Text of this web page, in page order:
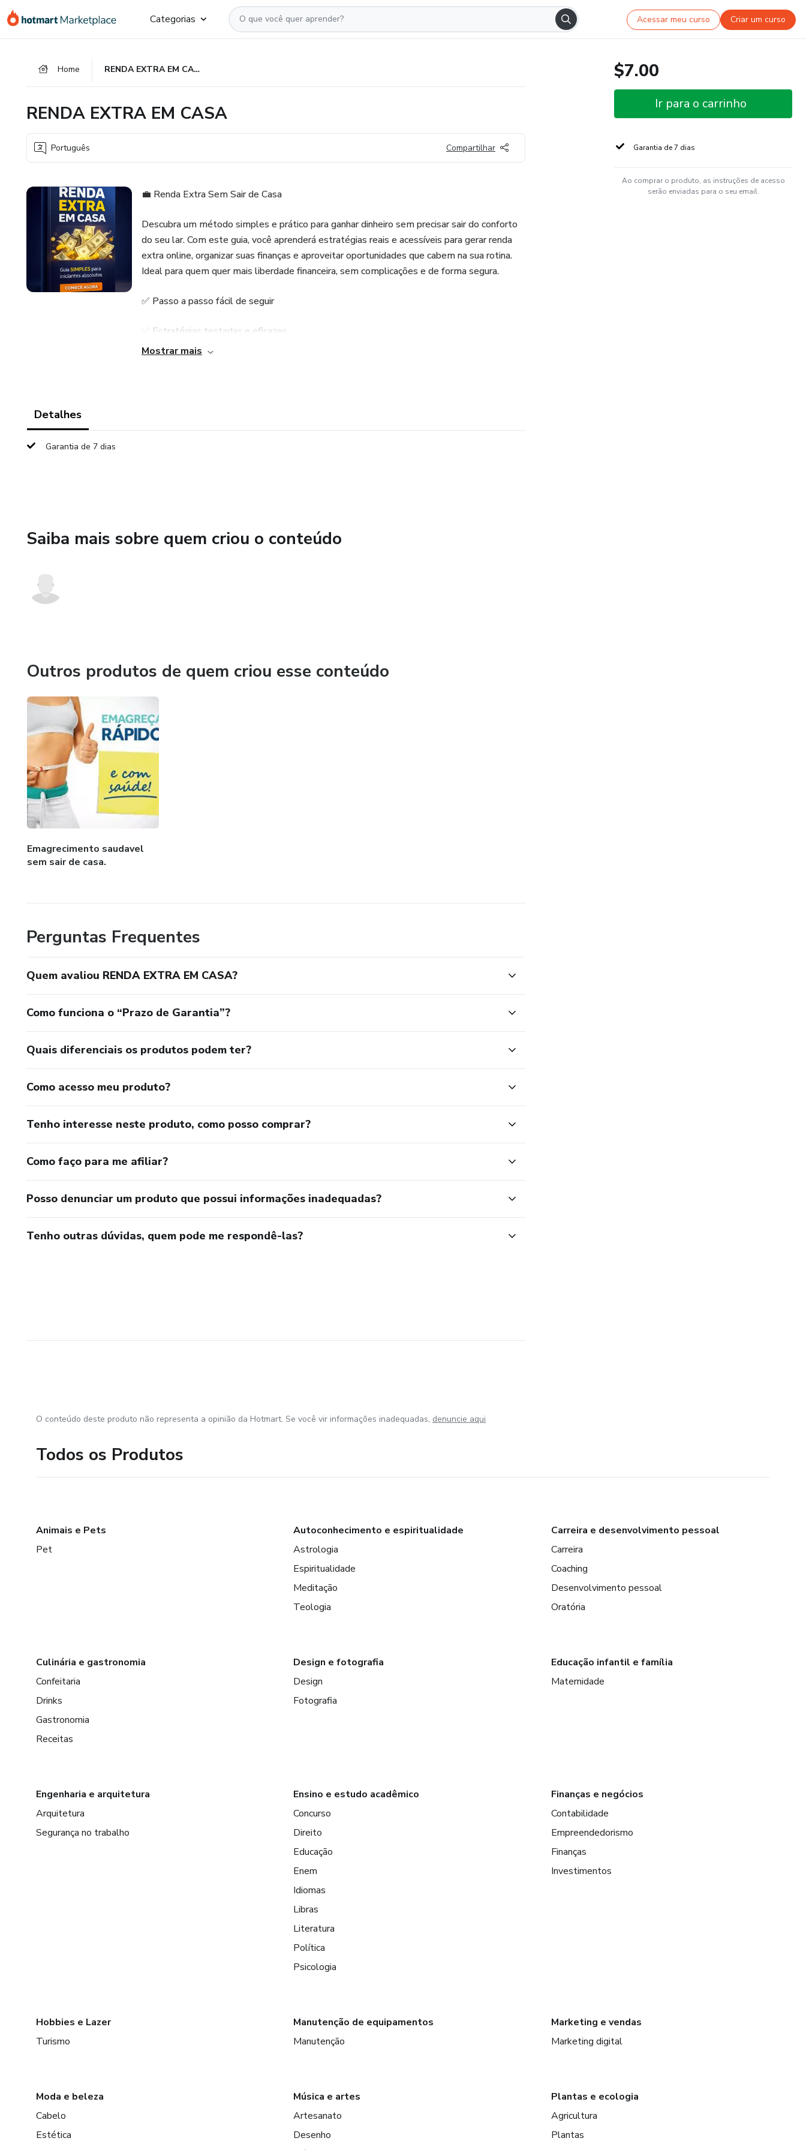
para
para
para
Categorias Acessar meu curso Criar um curso
Home RENDA EXTRA EM CASA
RENDA EXTRA EM CASA
Português Compartilhar
💼 Renda Extra Sem Sair de Casa
Descubra um método simples e prático para ganhar dinheiro sem precisar sair do conforto
do seu lar. Com este guia, você aprenderá estratégias reais e acessíveis para gerar renda
extra online, organizar suas finanças e aproveitar oportunidades que cabem na sua rotina.
Ideal para quem quer mais liberdade financeira, sem complicações e de forma segura.
✅ Passo a passo fácil de seguir
✅ Estratégias testadas e eficazes
Mostrar mais
Detalhes
Garantia de 7 dias
Saiba mais sobre quem criou o conteúdo
Outros produtos de quem criou esse conteúdo
Emagrecimento saudavel
sem sair de casa.
Perguntas Frequentes
Quem avaliou RENDA EXTRA EM CASA?
Como funciona o “Prazo de Garantia”?
Quais diferenciais os produtos podem ter?
Como acesso meu produto?
Tenho interesse neste produto, como posso comprar?
Como faço para me afiliar?
Posso denunciar um produto que possui informações inadequadas?
Tenho outras dúvidas, quem pode me respondê-las?
$7.00
Ir para o carrinho
Garantia de 7 dias
Ao comprar o produto, as instruções de acesso
serão enviadas para o seu email.
O conteúdo deste produto não representa a opinião da Hotmart. Se você vir informações inadequadas, denuncie aqui
Todos os Produtos
Animais e Pets
Pet
Autoconhecimento e espiritualidade
Astrologia
Espiritualidade
Meditação
Teologia
Carreira e desenvolvimento pessoal
Carreira
Coaching
Desenvolvimento pessoal
Oratória
Culinária e gastronomia
Confeitaria
Drinks
Gastronomia
Receitas
Design e fotografia
Design
Fotografia
Educação infantil e família
Maternidade
Engenharia e arquitetura
Arquitetura
Segurança no trabalho
Ensino e estudo acadêmico
Concurso
Direito
Educação
Enem
Idiomas
Libras
Literatura
Política
Psicologia
Finanças e negócios
Contabilidade
Empreendedorismo
Finanças
Investimentos
Hobbies e Lazer
Turismo
Manutenção de equipamentos
Manutenção
Marketing e vendas
Marketing digital
Moda e beleza
Cabelo
Estética
Música e artes
Artesanato
Desenho
Plantas e ecologia
Agricultura
Plantas